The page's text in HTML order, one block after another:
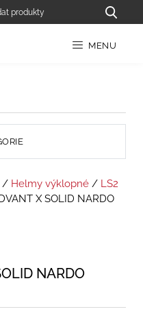
MENU
/ Helmy výklopné / LS2
X SOLID NARDO
NARDO